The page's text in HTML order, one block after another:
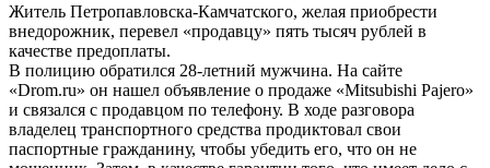
Житель Петропавловска-Камчатского, желая приобрести
внедорожник, перевел «продавцу» пять тысяч рублей в
качестве предоплаты.
В полицию обратился 28-летний мужчина. На сайте
«Drom.ru» он нашел объявление о продаже «Мitsubishi Pajero»
и связался с продавцом по телефону. В ходе разговора
владелец транспортного средства продиктовал свои
паспортные гражданину, чтобы убедить его, что он не